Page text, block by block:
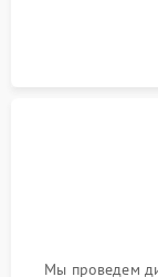
Мы проведем